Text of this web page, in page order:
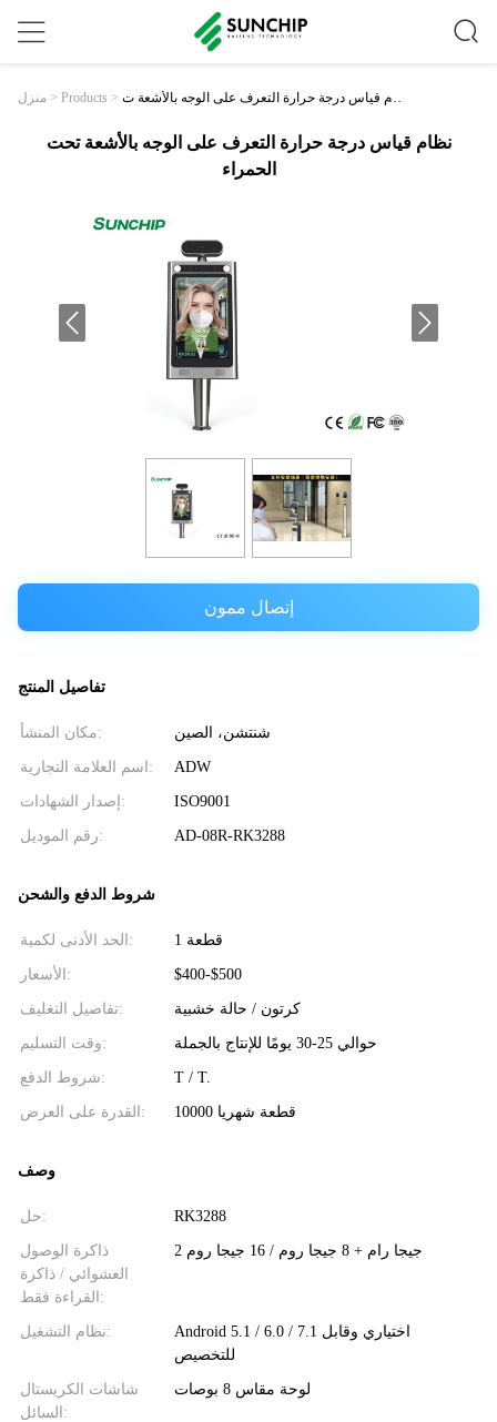
منزل > Products > نظام قياس درجة حرارة التعرف على الوجه بالأشعة ت
حت الحمراء
نظام قياس درجة حرارة التعرف على الوجه بالأشعة تحت
الحمراء
إتصال ممون
تفاصيل المنتج
مكان المنشأ: شنتشن، الصين
اسم العلامة التجارية: ADW
إصدار الشهادات: ISO9001
رقم الموديل: AD-08R-RK3288
شروط الدفع والشحن
الحد الأدنى لكمية: 1 قطعة
الأسعار: $400-$500
تفاصيل التغليف: كرتون / حالة خشبية
وقت التسليم: حوالي 25-30 يومًا للإنتاج بالجملة
شروط الدفع: T / T.
القدرة على العرض: 10000 قطعة شهريا
وصف
حل: RK3288
ذاكرة الوصول
العشوائي / ذاكرة
القراءة فقط:
2 جيجا رام + 8 جيجا روم / 16 جيجا روم
نظام التشغيل:
Android 5.1 / 6.0 / 7.1 اختياري وقابل
للتخصيص
شاشات الكريستال
السائل:
لوحة مقاس 8 بوصات